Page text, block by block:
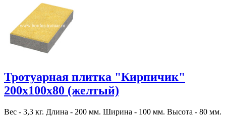
Тротуарная плитка "Кирпичик"
200х100х80 (желтый)
Вес - 3,3 кг. Длина - 200 мм. Ширина - 100 мм. Высота - 80 мм.